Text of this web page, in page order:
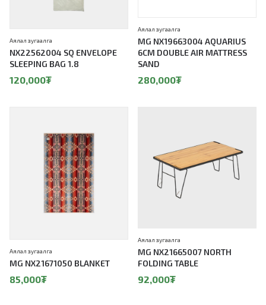
NX22562004 SQ ENVELOPE
SLEEPING BAG 1.8
Аялал зугаалга
120,000₮
MG NX19663004 AQUARIUS
6CM DOUBLE AIR MATTRESS
SAND
Аялал зугаалга
280,000₮
MG NX21671050 BLANKET
Аялал зугаалга
85,000₮
MG NX21665007 NORTH
FOLDING TABLE
Аялал зугаалга
92,000₮